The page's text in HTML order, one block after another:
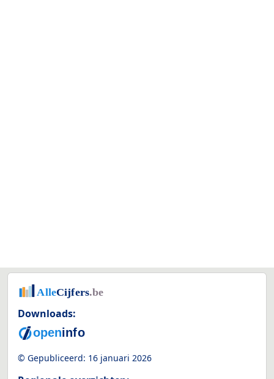
Downloads:
© Gepubliceerd: 16 januari 2026